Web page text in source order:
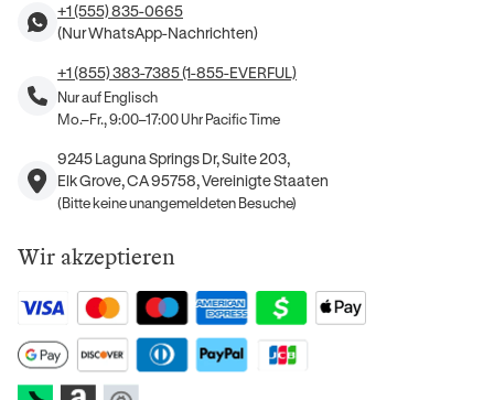
+1 (555) 835-0665
(Nur WhatsApp-Nachrichten)
+1 (855) 383-7385 (1-855-EVERFUL)
Nur auf Englisch
Mo.–Fr., 9:00–17:00 Uhr Pacific Time
9245 Laguna Springs Dr, Suite 203,
Elk Grove, CA 95758, Vereinigte Staaten
(Bitte keine unangemeldeten Besuche)
Wir akzeptieren